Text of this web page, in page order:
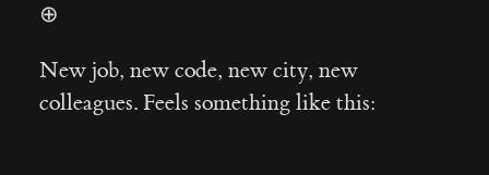
⊕
New job, new code, new city, new
colleagues. Feels something like this: